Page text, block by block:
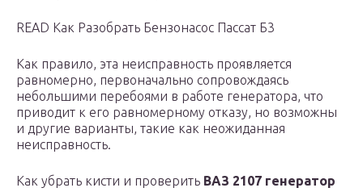
READ Как Разобрать Бензонасос Пассат Б3
Как правило, эта неисправность проявляется
равномерно, первоначально сопровождаясь
небольшими перебоями в работе генератора, что
приводит к его равномерному отказу, но возможны
и другие варианты, такие как неожиданная
неисправность.
Как убрать кисти и проверить ВАЗ 2107 генератор